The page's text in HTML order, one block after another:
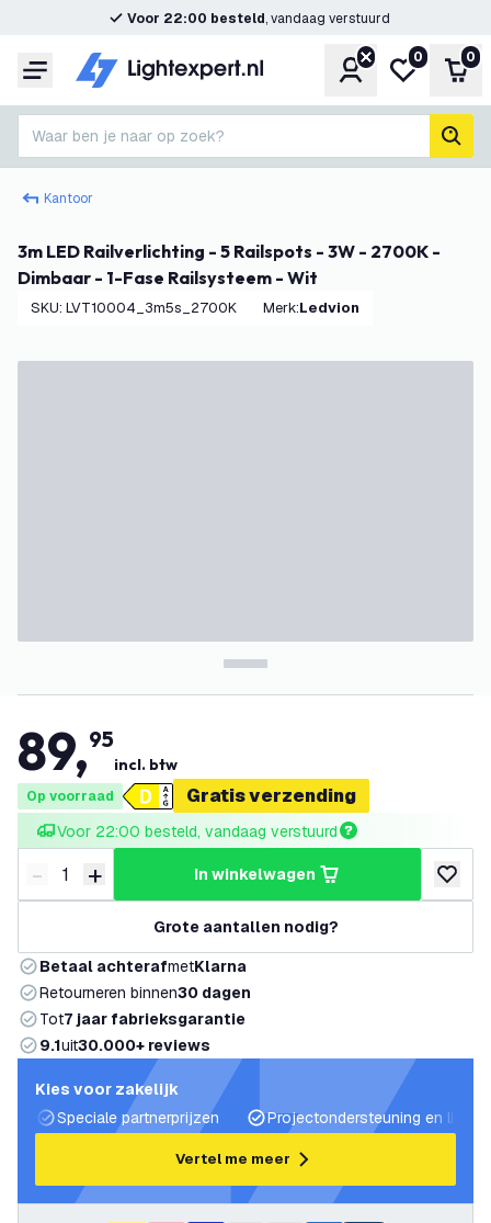
Voor 22:00 besteld, vandaag verstuurd
Menu Account
Mijn
0 0
Waar ben je naar op zoek?
Kantoor
3m LED Railverlichting - 5 Railspots - 3W - 2700K -
Dimbaar - 1-Fase Railsysteem - Wit
SKU: LVT10004_3m5s_2700K Merk: Ledvion
89,95
incl. btw
Op voorraad Gratis verzending
Voor 22:00 besteld, vandaag verstuurd
Verminder hoeveelheid
- Verhoog hoeveelheid
+ in winkelwagen
Grote aantallen nodig?
Betaal achterafmetKlarna
Retourneren binnen30 dagen
Tot7 jaar fabrieksgarantie
9.1uit30.000+ reviews
Kies voor zakelijk
Speciale partnerprijzen
Projectondersteuning en
Vertel me meer